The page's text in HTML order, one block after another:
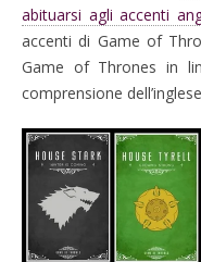
abituarsi agli accenti
accenti di Game of
Game of Thrones in
comprensione